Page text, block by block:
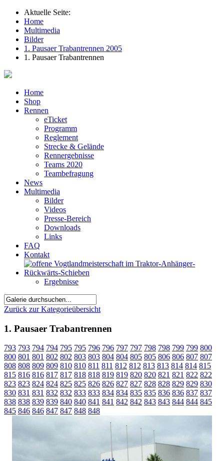
Aktuelle Seite:
Home
Multimedia
Bilder
1. Pausaer Trabantrennen 2005
1. Pausaer Trabantrennen
Home
Shop
Rennen
eTicket
Programm
Reglement
Strecke & Gelände
Rennergebnisse
Teams 2020
Teambefragung
News
Multimedia
Bilder
Videos
Presse-Bereich
Downloads
Links
FAQ
Kontakt
Ergebnisse
Zurück zur Kategorieübersicht
1. Pausaer Trabantrennen
793 793 794 794 795 795 796 796 797 797 798 798 799 799 800
800 801 801 802 802 803 803 804 804 805 805 806 806 807 807
808 808 809 809 810 810 811 811 812 812 813 813 814 814 815
815 816 816 817 817 818 818 819 819 820 820 821 821 822 822
823 823 824 824 825 825 826 826 827 827 828 828 829 829 830
830 831 831 832 832 833 833 834 834 835 835 836 836 837 837
838 838 839 839 840 840 841 841 842 842 843 843 844 844 845
845 846 846 847 847 848 848